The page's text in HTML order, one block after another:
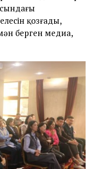
қозғады,
мән берген медиа,